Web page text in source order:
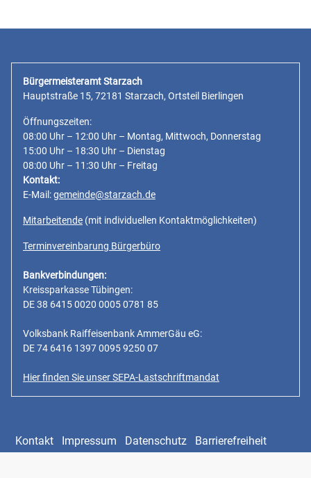
Bürgermeisteramt Starzach
Hauptstraße 15, 72181 Starzach, Ortsteil Bierlingen
Öffnungszeiten:
08:00 Uhr – 12:00 Uhr – Montag, Mittwoch, Donnerstag
15:00 Uhr – 18:30 Uhr – Dienstag
08:00 Uhr – 11:30 Uhr – Freitag
Kontakt:
E-Mail:gemeinde@starzach.de
Mitarbeitende (mit individuellen Kontaktmöglichkeiten)
Terminvereinbarung Bürgerbüro
Bankverbindungen:
Kreissparkasse Tübingen:
DE 38 6415 0020 0005 0781 85
Volksbank Raiffeisenbank AmmerGäu eG:
DE 74 6416 1397 0095 9250 07
Hier finden Sie unser SEPA-Lastschriftmandat
Kontakt Impressum Datenschutz Barrierefreiheit